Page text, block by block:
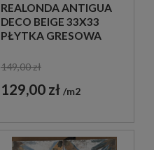
REALONDA ANTIGUA
DECO BEIGE 33X33
PŁYTKA GRESOWA
149,00 zł
129,00 zł m2